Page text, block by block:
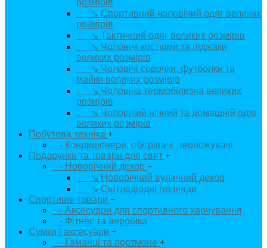
розмірів
↘ Спортивний чоловічий одяг великих
розмірів
↘ Тактичний одяг великих розмірів
↘ Чоловічі костюми та піджаки
великих розмірів
↘ Чоловічі сорочки, футболки та
майки великих розмірів
↘ Чоловіча термобілизна великих
розмірів
↘ Чоловічий нічний та домашній одяг
великих розмірів
Побутова техніка +
- Кондиціонери, обігрівачі, зволожувачі
Подарунки та товари для свят +
- Новорічний декор +
↘ Новорічний вуличний декор
↘ Світлодіодні гірлянди
Спортивні товари +
- Аксесуари для спортивного харчування
- Фітнес та аеробіка
Сумки і аксесуари +
- Гаманці та портмоне +